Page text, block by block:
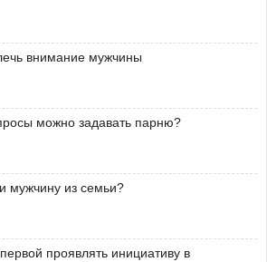
внимание мужчины
можно задавать парню?
мужчину из семьи?
проявлять инициативу в